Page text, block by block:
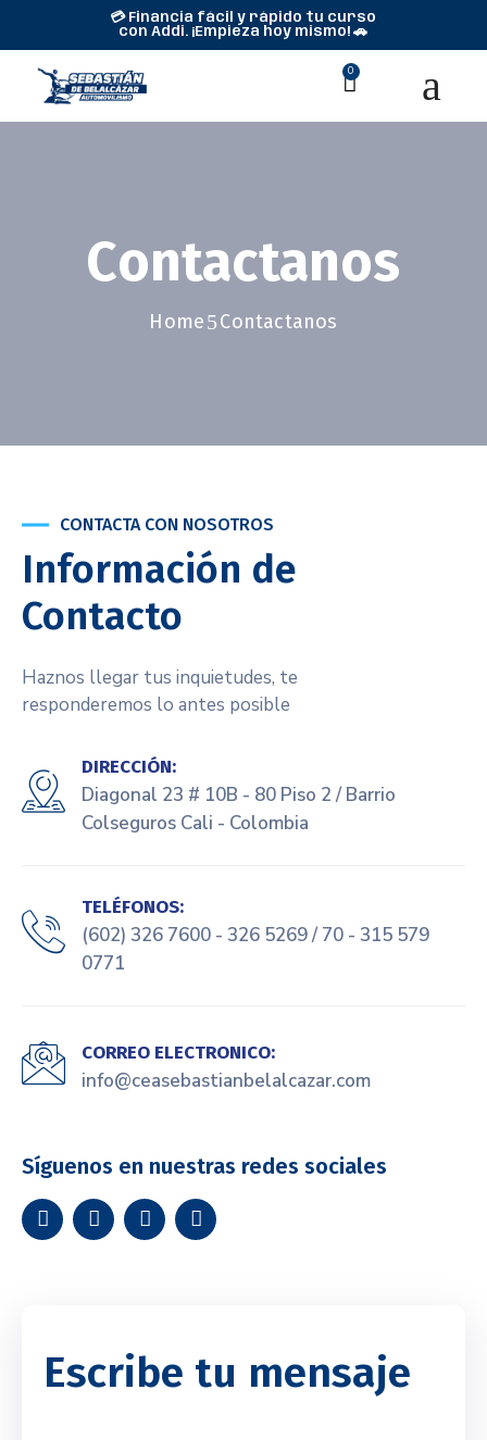
💳 Financia fácil y rápido tu curso
con Addi. ¡Empieza hoy mismo! 🚗
0
Contactanos
Home Contactanos
CONTACTA CON NOSOTROS
Información de
Contacto
Haznos llegar tus inquietudes, te
responderemos lo antes posible
DIRECCIÓN:
Diagonal 23 # 10B - 80 Piso 2 / Barrio
Colseguros Cali - Colombia
TELÉFONOS:
(602) 326 7600 - 326 5269 / 70 - 315 579
0771
CORREO ELECTRONICO:
info@ceasebastianbelalcazar.com
Síguenos en nuestras redes sociales
Escribe tu mensaje